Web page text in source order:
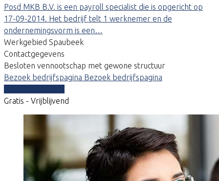
Posd MKB B.V. is een payroll specialist die is opgericht op
17-09-2014. Het bedrijf telt 1 werknemer en de
ondernemingsvorm is een…
Werkgebied Spaubeek
Contactgegevens
Besloten vennootschap met gewone structuur
Bezoek bedrijfspagina Bezoek bedrijfspagina
Gratis - Vrijblijvend